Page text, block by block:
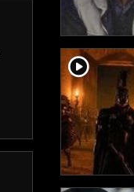
player2